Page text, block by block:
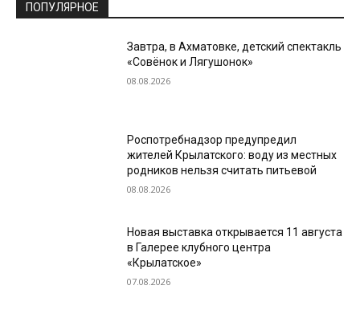
ПОПУЛЯРНОЕ
Завтра, в Ахматовке, детский спектакль
«Совёнок и Лягушонок»
08.08.2026
Роспотребнадзор предупредил
жителей Крылатского: воду из местных
родников нельзя считать питьевой
08.08.2026
Новая выставка открывается 11 августа
в Галерее клубного центра
«Крылатское»
07.08.2026